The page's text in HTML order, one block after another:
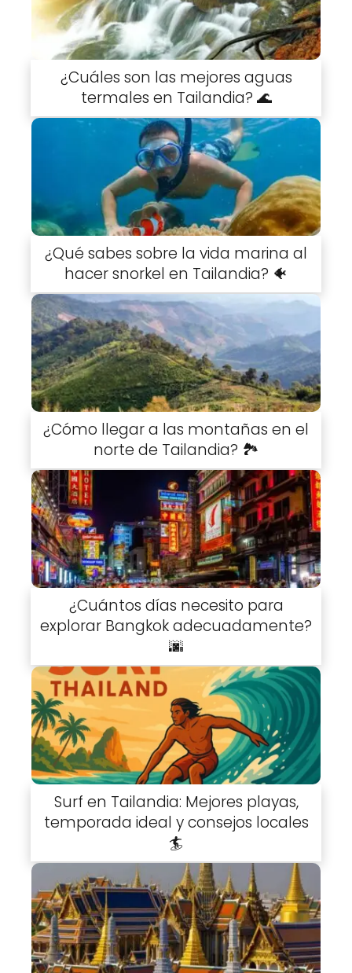
¿Cuáles son las mejores aguas
termales en Tailandia? 🌊
¿Qué sabes sobre la vida marina al
hacer snorkel en Tailandia? 🐠
¿Cómo llegar a las montañas en el
norte de Tailandia? 🏞️
¿Cuántos días necesito para
explorar Bangkok adecuadamente?
🌆
Surf en Tailandia: Mejores playas,
temporada ideal y consejos locales
🏄